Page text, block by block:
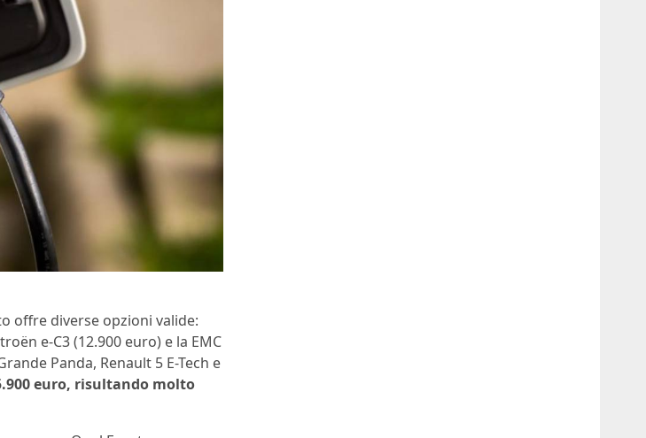
offre diverse opzioni valide:
e-C3 (12.900 euro) e la EMC
Panda, Renault 5 E-Tech e
euro, risultando molto